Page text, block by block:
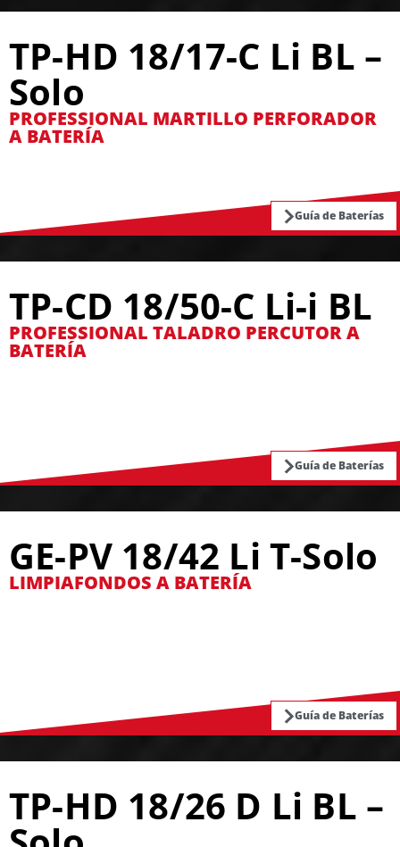
TP-HD 18/17-C Li BL –
Solo
PROFESSIONAL MARTILLO PERFORADOR
A BATERÍA
Guía de Baterías
TP-CD 18/50-C Li-i BL
PROFESSIONAL TALADRO PERCUTOR A
BATERÍA
Guía de Baterías
GE-PV 18/42 Li T-Solo
LIMPIAFONDOS A BATERÍA
Guía de Baterías
TP-HD 18/26 D Li BL –